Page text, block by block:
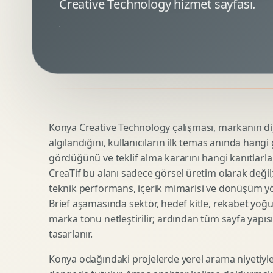
Minimal Logo Tasarimi
Premium Logo Tasarimi
Logo Revizyonu
Kurumsal Logo Yenileme
Google Ads Reklam Tasarimi
Remarketing Kreatifleri
SEO Denetimi
E Ticaret SEO
Urun Gorsellestirme
3D Reklam Gorseli
Cgi Kampanya Gorseli
3D Karakter Tasarimi
Creative Technology hizmet sayfası.
Konya Creative Technology çalışması, markanın
algılandığını, kullanıcıların ilk temas anında
gördüğünü ve teklif alma kararını hangi
CreaTif bu alanı sadece görsel üretim olarak
teknik performans, içerik mimarisi ve dönüşüm
Brief aşamasında sektör, hedef kitle, rekabet
marka tonu netleştirilir; ardından tüm sayfa
tasarlanır.
Konya odağındaki projelerde yerel arama